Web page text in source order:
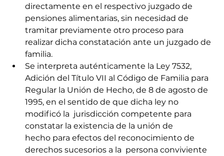
directamente en el respectivo juzgado de
pensiones alimentarias, sin necesidad de
tramitar previamente otro proceso para
realizar dicha constatación ante un juzgado de
familia.
Se interpreta auténticamente la Ley 7532,
Adición del Título VII al Código de Familia para
Regular la Unión de Hecho, de 8 de agosto de
1995, en el sentido de que dicha ley no
modificó la  jurisdicción competente para
constatar la existencia de la unión de
hecho para efectos del reconocimiento de
derechos sucesorios a la  persona conviviente